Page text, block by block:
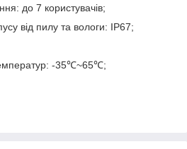
до 7 користувачів;
від пилу та вологи: IP67;
-35℃~65℃;